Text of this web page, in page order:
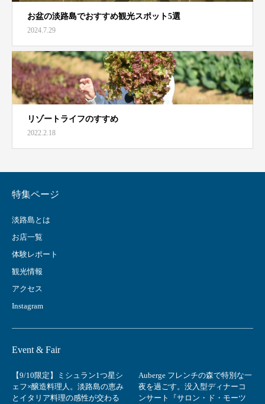
お盆の淡路島でおすすめ観光スポット5選
2024.7.29
リゾートライフのすすめ
2022.2.18
特集ページ
淡路島とは
お店一覧
体験レポート
観光情報
アクセス
Instagram
Event & Fair
【9/10限定】ミシュラン1つ星シ
ェフ×醸造料理人。淡路島の恵み
とイタリア料理の感性が交わる
Auberge フレンチの森で特別な一
夜を過ごす。没入型ディナーコ
ンサート『サロン・ド・モーツ